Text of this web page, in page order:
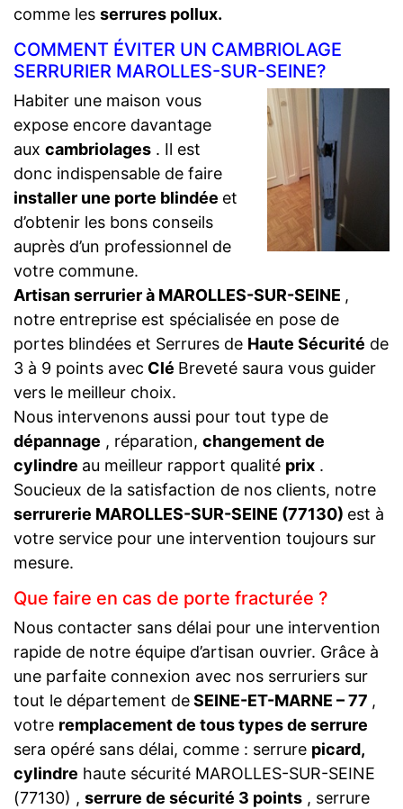
comme les serrures pollux.
COMMENT ÉVITER UN CAMBRIOLAGE
SERRURIER MAROLLES-SUR-SEINE?
Habiter une maison vous
expose encore davantage
aux cambriolages . Il est
donc indispensable de faire
installer une porte blindée et
d’obtenir les bons conseils
auprès d’un professionnel de
votre commune.
Artisan serrurier à MAROLLES-SUR-SEINE ,
notre entreprise est spécialisée en pose de
portes blindées et Serrures de Haute Sécurité de
3 à 9 points avec Clé Breveté saura vous guider
vers le meilleur choix.
Nous intervenons aussi pour tout type de
dépannage , réparation, changement de
cylindre au meilleur rapport qualité prix .
Soucieux de la satisfaction de nos clients, notre
serrurerie MAROLLES-SUR-SEINE (77130) est à
votre service pour une intervention toujours sur
mesure.
Que faire en cas de porte fracturée ?
Nous contacter sans délai pour une intervention
rapide de notre équipe d’artisan ouvrier. Grâce à
une parfaite connexion avec nos serruriers sur
tout le département deSEINE-ET-MARNE – 77 ,
votre remplacement de tous types de serrure
sera opéré sans délai, comme : serrure picard,
cylindre haute sécurité MAROLLES-SUR-SEINE
(77130) , serrure de sécurité 3 points , serrure